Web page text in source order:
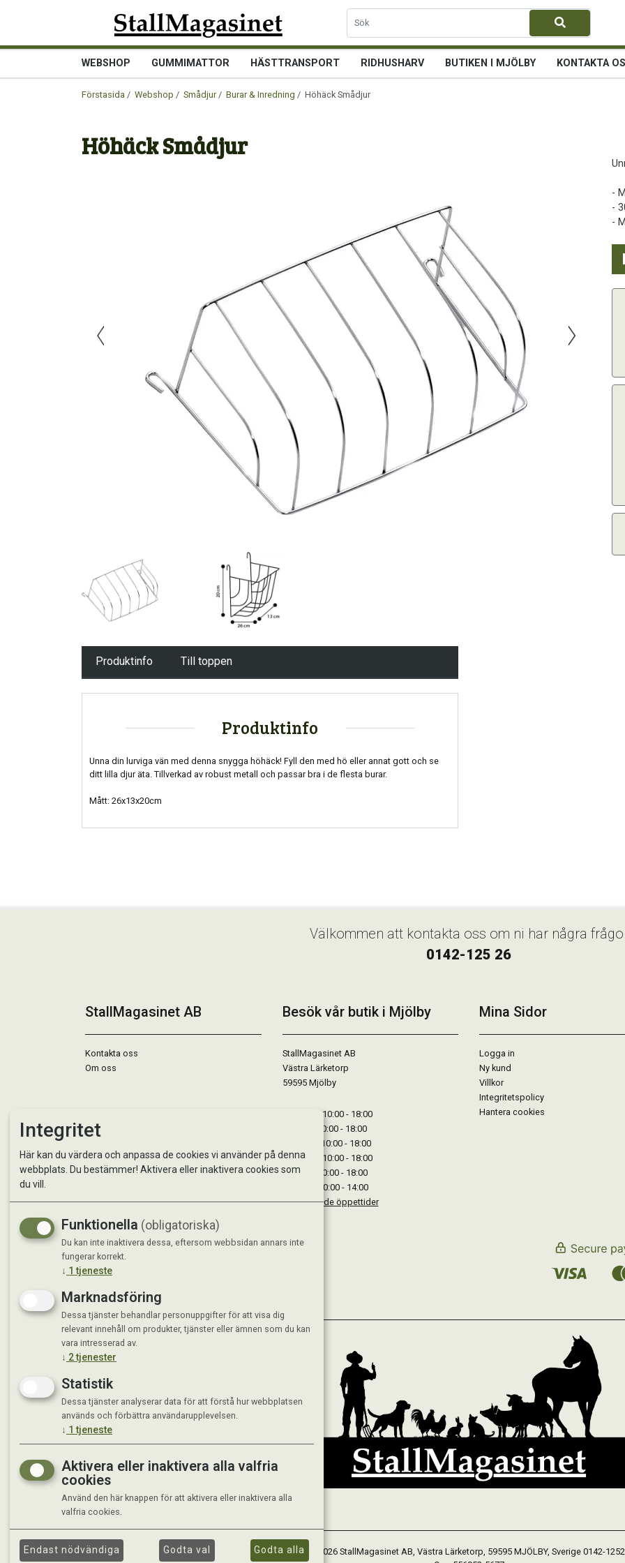
WEBSHOP GUMMIMATTOR HÄSTTRANSPORT RIDHUSHARV BUTIKEN I MJÖLBY KONTAKTA
Förstasida / Webshop / Smådjur/ Burar & Inredning / Höhäck Smådjur
Höhäck Smådjur
-
-
-
Produktinfo Till toppen
Produktinfo
Unna din lurviga vän med denna snygga höhäck! Fyll den med hö eller annat gott och se
ditt lilla djur äta. Tillverkad av robust metall och passar bra i de flesta burar.
Mått: 26x13x20cm
Välkommen att kontakta oss om ni har några
0142-125 26
StallMagasinet AB
Kontakta oss
Om oss
Besök vår butik i Mjölby
StallMagasinet AB
Västra Lärketorp
59595 Mjölby
Måndag : 10:00 - 18:00
Tisdag : 10:00 - 18:00
Onsdag : 10:00 - 18:00
Torsdag : 10:00 - 18:00
Fredag : 10:00 - 18:00
Lördag : 10:00 - 14:00
Se avvikande öppettider
Mina Sidor
Logga in
Ny kund
Villkor
Integritetspolicy
Hantera cookies
© 2026 StallMagasinet AB, Västra Lärketorp, 59595 MJÖLBY, Sverige 0142-
Integritet
Här kan du värdera och anpassa de cookies vi använder på denna
webbplats. Du bestämmer! Aktivera eller inaktivera cookies som
du vill.
Funktionella (obligatoriska)
Du kan inte inaktivera dessa, eftersom webbsidan annars inte
fungerar korrekt.
↓ 1 tjeneste
Marknadsföring
Dessa tjänster behandlar personuppgifter för att visa dig
relevant innehåll om produkter, tjänster eller ämnen som du kan
vara intresserad av.
↓ 2tjenester
Statistik
Dessa tjänster analyserar data för att förstå hur webbplatsen
används och förbättra användarupplevelsen.
↓ 1 tjeneste
Aktivera eller inaktivera alla valfria
cookies
Använd den här knappen för att aktivera eller inaktivera alla
valfria cookies.
Endast nödvändiga Godta val Godta alla